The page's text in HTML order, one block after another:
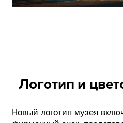
Логотип и
Новый логотип музея